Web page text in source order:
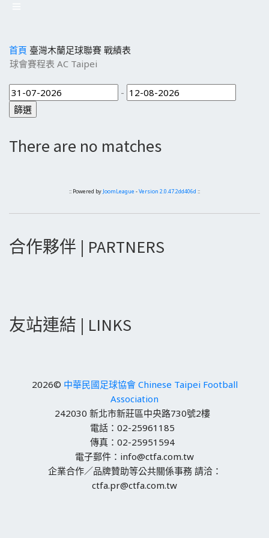
首頁 臺灣木蘭足球聯賽 戰績表
球會賽程表 AC Taipei
-
There are no matches
:: Powered by JoomLeague -Version 2.0.47.2dd406d ::
合作夥伴 | PARTNERS
友站連結 | LINKS
2026© 中華民國足球協會 Chinese Taipei Football
Association
242030 新北市新莊區中央路730號2樓
電話：02-25961185
傳真：02-25951594
電子郵件：info@ctfa.com.tw
企業合作／品牌贊助等公共關係事務 請洽：
ctfa.pr@ctfa.com.tw